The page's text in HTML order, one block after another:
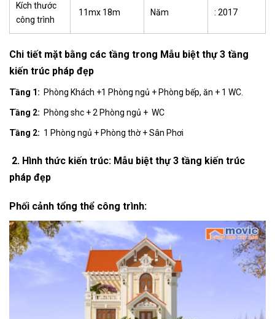
Kích thước
công trình
11mx 18m Năm : 2017
Chi tiết mặt bằng các tầng trong Mẫu biệt thự 3 tầng
kiến trúc pháp đẹp
Tầng 1: Phòng Khách +1 Phòng ngủ + Phòng bếp, ăn + 1 WC.
Tầng 2: Phòng shc + 2 Phòng ngủ + WC
Tầng 2: 1 Phòng ngủ + Phòng thờ + Sân Phơi
2. Hình thức kiến trúc: Mẫu biệt thự 3 tầng kiến trúc
pháp đẹp
Phối cảnh tổng thể công trình: